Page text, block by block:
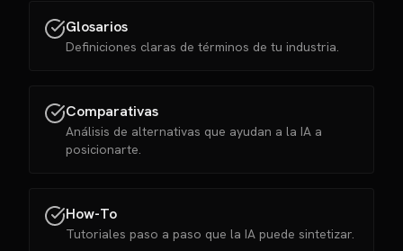
Glosarios
Definiciones claras de términos de tu industria.
Comparativas
Análisis de alternativas que ayudan a la IA a
posicionarte.
How-To
Tutoriales paso a paso que la IA puede sintetizar.